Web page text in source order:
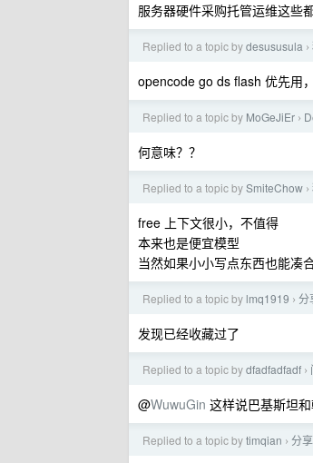
服务器硬件采购托管运维这些
Replied to a topic bydesususula ›
opencode go ds flash 优先用
Replied to a topic by MoGeJiEr ›
何意味？？
Replied to a topic bySmiteChow ›
free 上下文很小，不值得
本来也是便宜模型
当然如果小小写点东西也能凑
Replied to a topic by lmq1919 › 分
发现已经收藏过了
Replied to a topic bydfadfadfadf ›
@WuwuGin 这样说巴基斯坦和
Replied to a topic bytimqian › 分